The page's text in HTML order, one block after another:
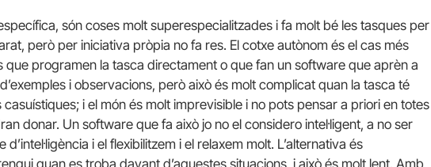
són coses molt superespecialitzades i fa molt bé les tasques per
però per iniciativa pròpia no fa res. El cotxe autònom és el cas més
programen la tasca directament o que fan un software que aprèn a
i observacions, però això és molt complicat quan la tasca té
i el món és molt imprevisible i no pots pensar a priori en totes
donar. Un software que fa això jo no el considero intel·ligent, a no ser
i el flexibilitzem i el relaxem molt. L’alternativa és
quan es troba davant d’aquestes situacions, i això és molt lent. Amb